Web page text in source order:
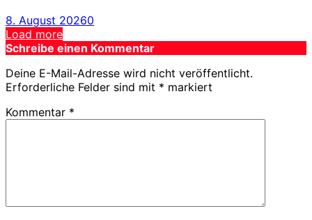
8. August 20260
Load more
Schreibe einen Kommentar
Deine E-Mail-Adresse wird nicht veröffentlicht.
Erforderliche Felder sind mit * markiert
Kommentar *